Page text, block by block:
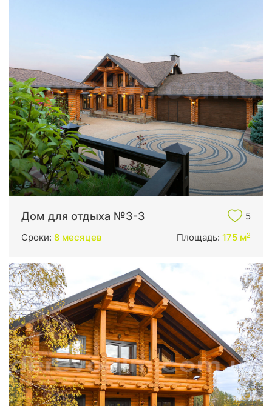
Дом для отдыха №3-3
5
Сроки: 8 месяцев Площадь: 175 м2